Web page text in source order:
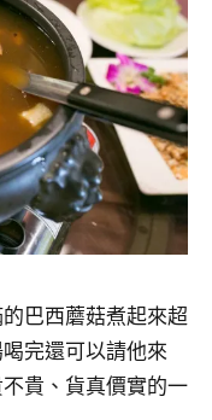
巴西蘑菇煮起來超
完還可以請他來
貴、貨真價實的一